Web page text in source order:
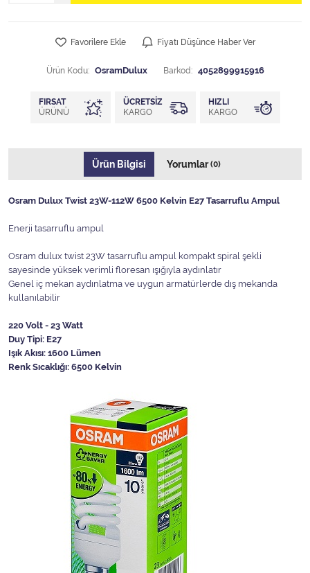
Favorilere Ekle Fiyatı Düşünce Haber Ver
Ürün Kodu: OsramDulux Barkod: 4052899915916
FIRSAT
ÜRÜNÜ
ÜCRETSIZ
KARGO
HIZLI
KARGO
Ürün Bilgisi Yorumlar(0)
Osram Dulux Twist 23W-112W 6500 Kelvin E27 Tasarruflu Ampul
Enerji tasarruflu ampul
Osram dulux twist 23W tasarruflu ampul kompakt spiral şekli
sayesinde yüksek verimli floresan ışığıyla aydınlatır
Genel iç mekan aydınlatma ve uygun armatürlerde dış mekanda
kullanılabilir
220 Volt - 23 Watt
Duy Tipi: E27
Işık Akısı: 1600 Lümen
Renk Sıcaklığı: 6500 Kelvin